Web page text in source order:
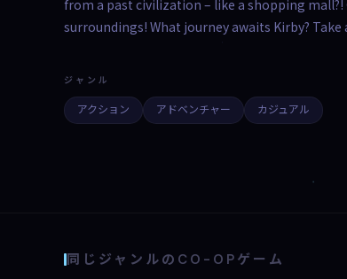
from a past civilization – like a shopping mall?!
surroundings! What journey awaits Kirby?
ジャンル
アクション アドベンチャー カジュアル
同じジャンルのCO-OPゲーム